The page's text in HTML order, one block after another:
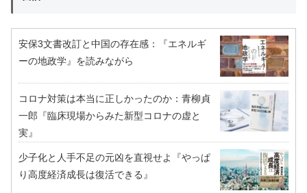
安保3文書改訂と中国の存在感：『エネルギ
ーの地政学』を読みながら
コロナ対策は本当に正しかったのか：青柳貞
一郎『臨床現場からみた新型コロナの虚と
実』
少子化と人手不足の元凶を直視せよ『やっぱ
り高度経済成長は復活できる』